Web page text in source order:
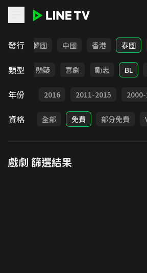
發行
日本 韓國 中國 香港 泰國
類型
甜寵 懸疑 喜劇 勵志 BL
年份
2017 2016 2011-2015
資格 全部 免費 部分免費
戲劇 篩選結果